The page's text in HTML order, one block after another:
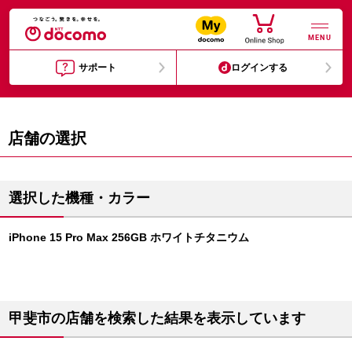
MENU
サポート ログインする
店舗の選択
選択した機種・カラー
iPhone 15 Pro Max 256GB ホワイトチタニウム
甲斐市の店舗を検索した結果を表示しています